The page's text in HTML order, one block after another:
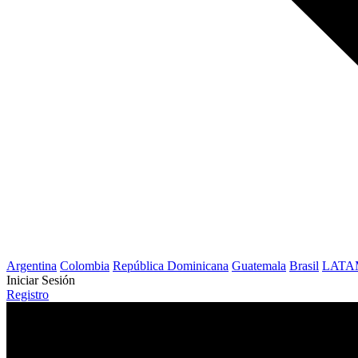
Argentina Colombia República Dominicana Guatemala Brasil
Iniciar Sesión
Registro